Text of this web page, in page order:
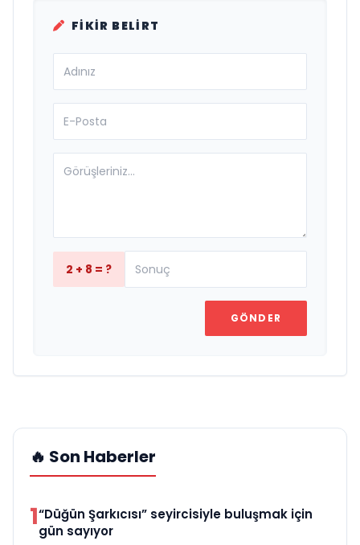
FIKIR BELIRT
2 + 8 = ?
GÖNDER
🔥 Son Haberler
1“Düğün Şarkıcısı” seyircisiyle buluşmak için
gün sayıyor